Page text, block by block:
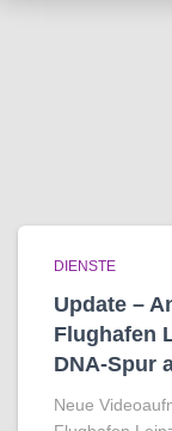
DIENSTE
Update –
Flughafen
DNA-Spur
Neue